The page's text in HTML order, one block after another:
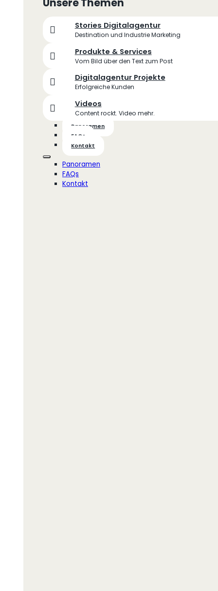
Unsere Themen
Stories Digitalagentur
Destination und Industrie Marketing
Produkte & Services
Vom Bild über den Text zum Post
Digitalagentur Projekte
Erfolgreiche Kunden
Videos
Content rockt. Video mehr.
Panoramen
FAQs
Kontakt
Panoramen
FAQs
Kontakt